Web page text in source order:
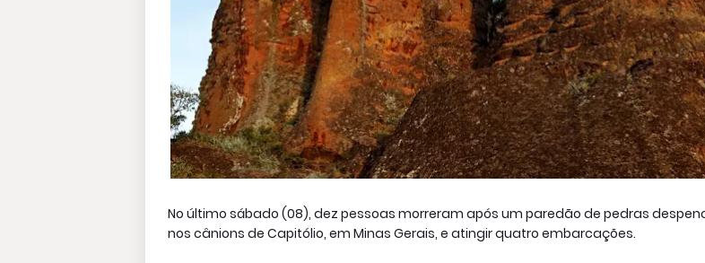
No último sábado (08), dez pessoas morreram após um paredão de pedras
nos cânions de Capitólio, em Minas Gerais, e atingir quatro embarcações.